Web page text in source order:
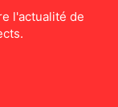
l'actualité de